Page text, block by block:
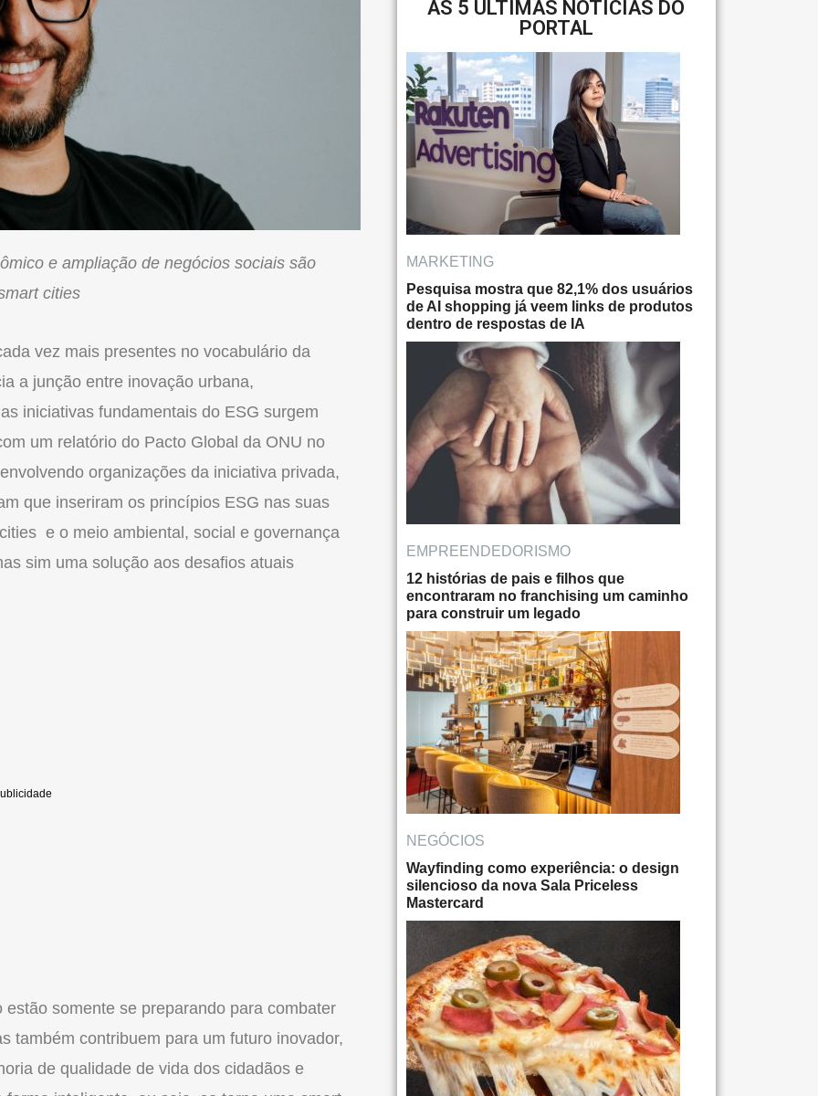
e ampliação de negócios sociais são
cities
vez mais presentes no vocabulário da
a junção entre inovação urbana,
iniciativas fundamentais do ESG surgem
um relatório do Pacto Global da ONU no
organizações da iniciativa privada,
que inseriram os princípios ESG nas suas
e o meio ambiental, social e governança
sim uma solução aos desafios atuais
somente se preparando para combater
também contribuem para um futuro inovador,
de qualidade de vida dos cidadãos e
AS 5 ÚLTIMAS NOTÍCIAS DO
PORTAL
MARKETING
Pesquisa mostra que 82,1% dos usuários
de AI shopping já veem links de produtos
dentro de respostas de IA
EMPREENDEDORISMO
12 histórias de pais e filhos que
encontraram no franchising um caminho
para construir um legado
NEGÓCIOS
Wayfinding como experiência: o design
silencioso da nova Sala Priceless
Mastercard